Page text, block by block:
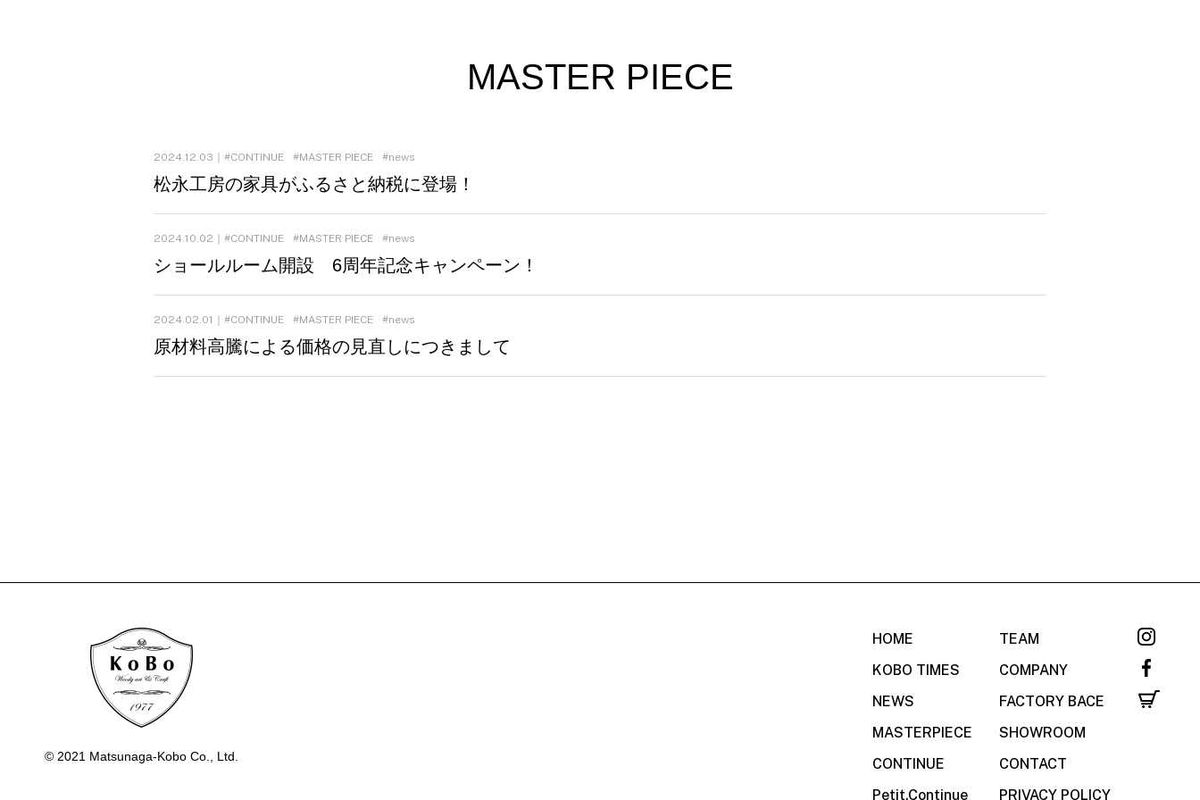
MASTER PIECE
2024.12.03｜ CONTINUE MASTER PIECE news
松永工房の家具がふるさと納税に登場！
2024.10.02｜ CONTINUE MASTER PIECE news
ショールルーム開設 6周年記念キャンペーン！
2024.02.01｜ CONTINUE MASTER PIECE news
原材料高騰による価格の見直しにつきまして
HOME
KOBO TIMES
NEWS
MASTERPIECE
CONTINUE
Petit.Continue
TEAM
COMPANY
FACTORY BACE
SHOWROOM
CONTACT
PRIVACY POLICY
© 2021 Matsunaga-Kobo Co., Ltd.